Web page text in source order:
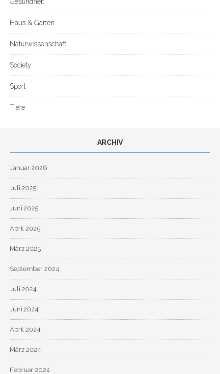
Haus & Garten
Naturwissenschaft
Society
Sport
Tiere
ARCHIV
Januar 2026
Juli 2025
Juni 2025
April 2025
März 2025
September 2024
Juli 2024
Juni 2024
April 2024
März 2024
Februar 2024